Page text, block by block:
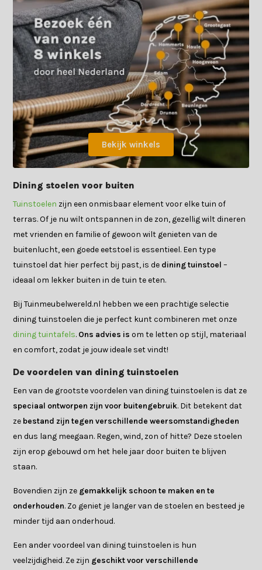
Bekijk winkels
Dining stoelen voor buiten
Tuinstoelen zijn een onmisbaar element voor elke tuin of
terras. Of je nu wilt ontspannen in de zon, gezellig wilt dineren
met vrienden en familie of gewoon wilt genieten van de
buitenlucht, een goede eetstoel is essentieel. Een type
tuinstoel dat hier perfect bij past, is de dining tuinstoel –
ideaal om lekker buiten in de tuin te eten.
Bij Tuinmeubelwereld.nl hebben we een prachtige selectie
dining tuinstoelen die je perfect kunt combineren met onze
dining tuintafels. Ons advies is om te letten op stijl, materiaal
en comfort, zodat je jouw ideale set vindt!
De voordelen van dining tuinstoelen
Een van de grootste voordelen van dining tuinstoelen is dat ze
speciaal ontworpen zijn voor buitengebruik. Dit betekent dat
ze bestand zijn tegen verschillende weersomstandigheden
en dus lang meegaan. Regen, wind, zon of hitte? Deze stoelen
zijn erop gebouwd om het hele jaar door buiten te blijven
staan.
Bovendien zijn ze gemakkelijk schoon te maken en te
onderhouden. Zo geniet je langer van de stoelen en besteed je
minder tijd aan onderhoud.
Een ander voordeel van dining tuinstoelen is hun
veelzijdigheid. Ze zijn geschikt voor verschillende